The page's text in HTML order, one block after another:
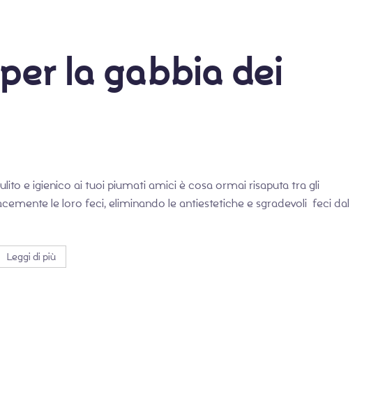
la gabbia dei
e igienico ai tuoi piumati amici è cosa ormai risaputa tra gli
le loro feci, eliminando le antiestetiche e sgradevoli feci dal
Leggi di più